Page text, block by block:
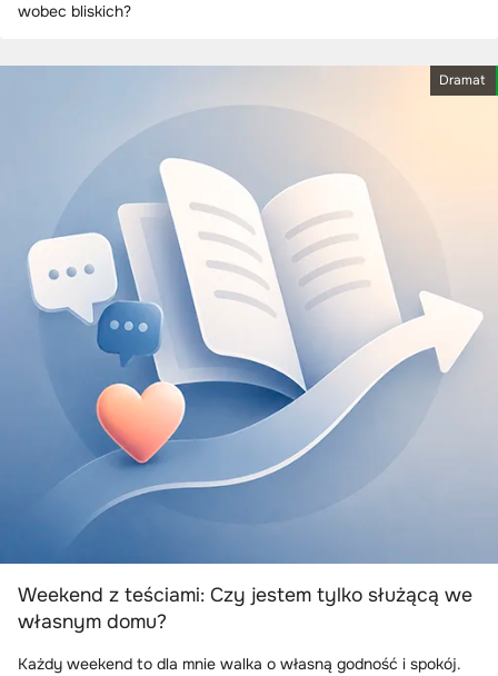
wobec bliskich?
Dramat
Weekend z teściami: Czy jestem tylko służącą we
własnym domu?
Każdy weekend to dla mnie walka o własną godność i spokój.